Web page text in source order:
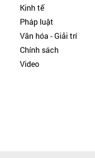
Kinh tế
Pháp luật
Văn hóa - Giải trí
Chính sách
Video